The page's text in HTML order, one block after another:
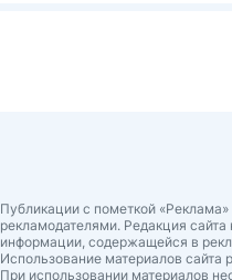
Публикации с пометкой
рекламодателями. Редакция сайта
информации, содержащейся в
Использование материалов сайта
При использовании материалов